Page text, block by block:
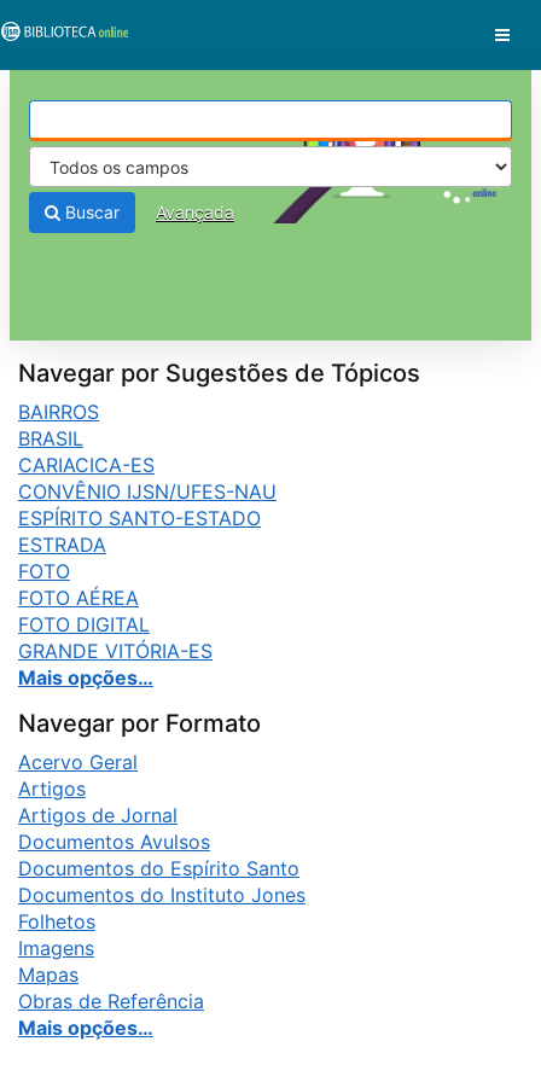
VuFind
Buscar Avançada
Navegar por Sugestões de Tópicos
BAIRROS
BRASIL
CARIACICA-ES
CONVÊNIO IJSN/UFES-NAU
ESPÍRITO SANTO-ESTADO
ESTRADA
FOTO
FOTO AÉREA
FOTO DIGITAL
GRANDE VITÓRIA-ES
Mais opções…
Navegar por Formato
Acervo Geral
Artigos
Artigos de Jornal
Documentos Avulsos
Documentos do Espírito Santo
Documentos do Instituto Jones
Folhetos
Imagens
Mapas
Obras de Referência
Mais opções…